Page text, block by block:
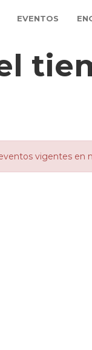
EVENTOS
vigentes en